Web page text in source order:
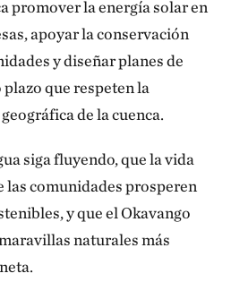
promover la energía solar en
apoyar la conservación
y diseñar planes de
que respeten la
de la cuenca.
siga fluyendo, que la vida
las comunidades prosperen
y que el Okavango
naturales más